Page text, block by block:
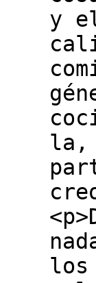
y
la,
los